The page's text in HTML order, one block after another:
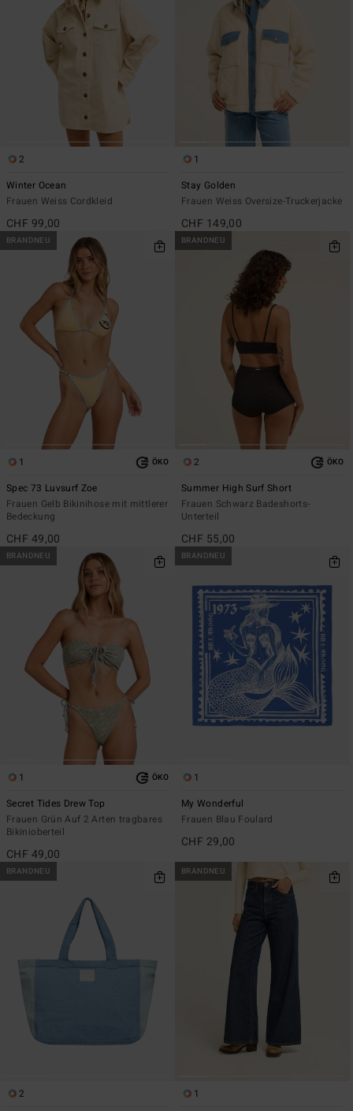
2
Winter Ocean
Frauen Weiss Cordkleid
CHF 99,00
1
Stay Golden
Frauen Weiss Oversize-Truckerjacke
CHF 149,00
BRANDNEU
1 ÖKO
Spec 73 Luvsurf Zoe
Frauen Gelb Bikinihose mit mittlerer
Bedeckung
CHF 49,00
BRANDNEU
2 ÖKO
Summer High Surf Short
Frauen Schwarz Badeshorts-
Unterteil
CHF 55,00
BRANDNEU
1 ÖKO
Secret Tides Drew Top
Frauen Grün Auf 2 Arten tragbares
Bikinioberteil
CHF 49,00
BRANDNEU
1
My Wonderful
Frauen Blau Foulard
CHF 29,00
BRANDNEU
2
BRANDNEU
1